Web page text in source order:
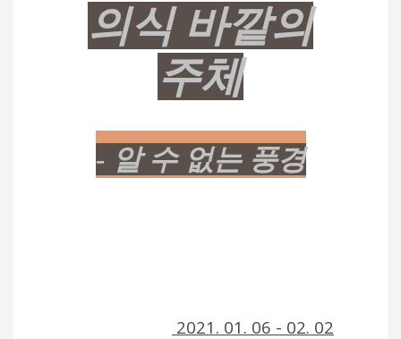
의식 바깥의
주체
- 알 수 없는 풍경
2021. 01. 06 - 02. 02